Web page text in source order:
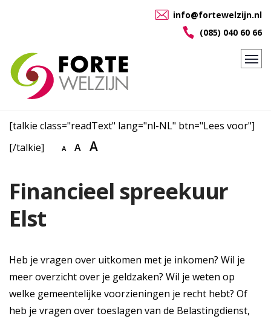
info@fortewelzijn.nl
(085) 040 60 66
[talkie class="readText" lang="nl-NL" btn="Lees voor"]
[/talkie]
A A A
Financieel spreekuur
Elst
Heb je vragen over uitkomen met je inkomen? Wil je
meer overzicht over je geldzaken? Wil je weten op
welke gemeentelijke voorzieningen je recht hebt? Of
heb je vragen over toeslagen van de Belastingdienst,